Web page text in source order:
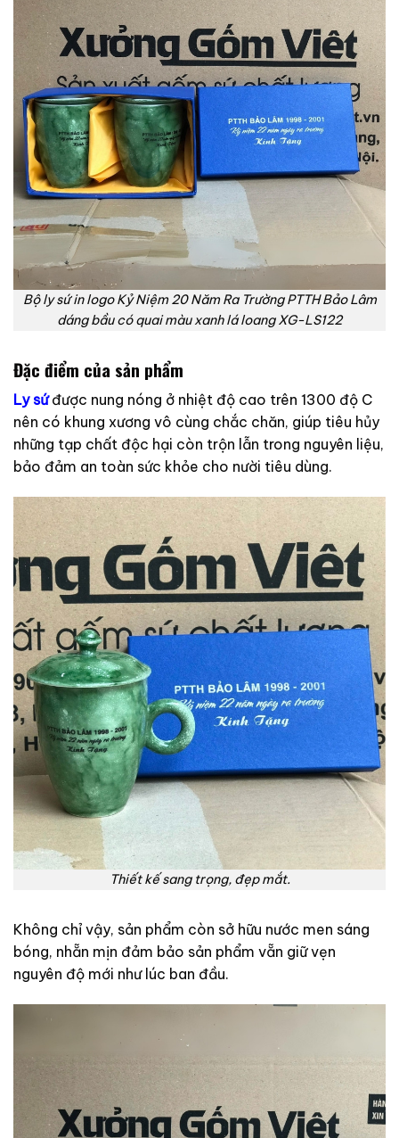
Bộ ly sứ in logo Kỷ Niệm 20 Năm Ra Trường PTTH Bảo Lâm
dáng bầu có quai màu xanh lá loang XG-LS122
Đặc điểm của sản phẩm
Ly sứđược nung nóng ở nhiệt độ cao trên 1300 độ C
nên có khung xương vô cùng chắc chăn, giúp tiêu hủy
những tạp chất độc hại còn trộn lẫn trong nguyên liệu,
bảo đảm an toàn sức khỏe cho nười tiêu dùng.
Thiết kế sang trọng, đẹp mắt.
Không chỉ vậy, sản phẩm còn sở hữu nước men sáng
bóng, nhẵn mịn đảm bảo sản phẩm vẵn giữ vẹn
nguyên độ mới như lúc ban đầu.